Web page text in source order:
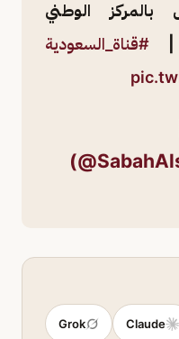
الوطني
#قناة_السعودية
Claude
Grok